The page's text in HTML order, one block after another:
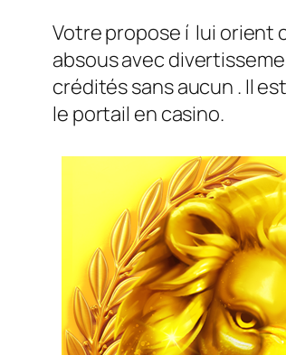
Votre propose í lui orient
absous avec
crédités sans aucun . Il
le portail en casino.